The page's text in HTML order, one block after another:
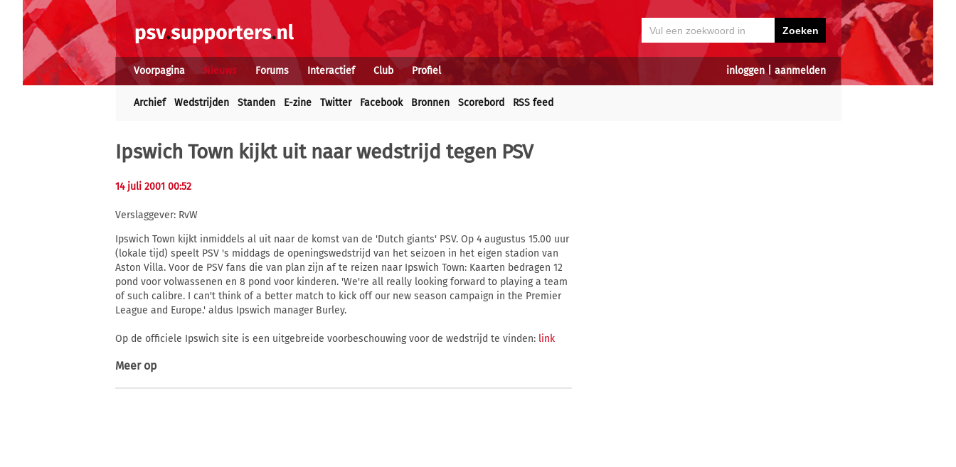
inloggen| aanmelden
Voorpagina Nieuws Forums Interactief Club Profiel
Archief Wedstrijden Standen E-zine Twitter Facebook Bronnen Scorebord RSS feed
Ipswich Town kijkt uit naar wedstrijd tegen PSV
14 juli 2001 00:52
Verslaggever: RvW
Ipswich Town kijkt inmiddels al uit naar de komst van de 'Dutch giants' PSV. Op 4 augustus 15.00 uur
(lokale tijd) speelt PSV 's middags de openingswedstrijd van het seizoen in het eigen stadion van
Aston Villa. Voor de PSV fans die van plan zijn af te reizen naar Ipswich Town: Kaarten bedragen 12
pond voor volwassenen en 8 pond voor kinderen. 'We're all really looking forward to playing a team
of such calibre. I can't think of a better match to kick off our new season campaign in the Premier
League and Europe.' aldus Ipswich manager Burley.
Op de officiele Ipswich site is een uitgebreide voorbeschouwing voor de wedstrijd te vinden: link
Meer op